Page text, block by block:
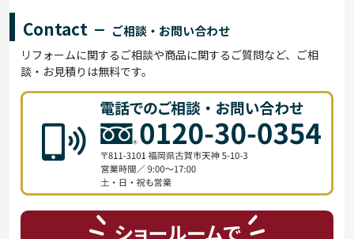
Contact ご相談・お問い合わせ
リフォームに関するご相談や商品に関するご質問など、ご相
談・お見積りは無料です。